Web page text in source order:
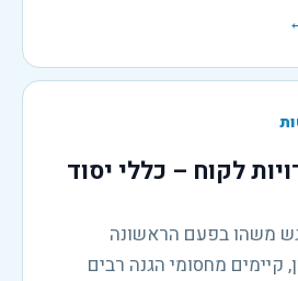
לקוח – כללי יסוד
משהו בפעם הראשונה
קיימים מחסומי הגנה רבים